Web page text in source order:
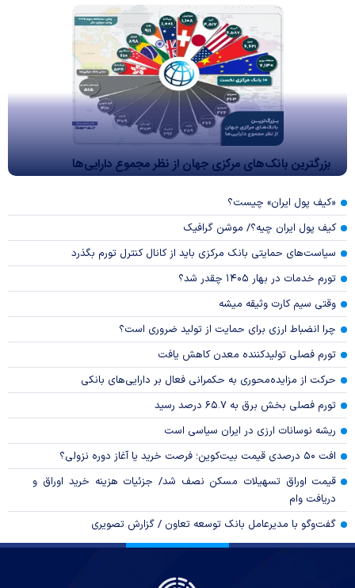
بزرگترین بانک‌های مرکزی جهان از نظر مجموع دارایی‌ها
«کیف پول ایران» چیست؟
کیف پول ایران چیه؟/ موشن گرافیک
سیاست‌های حمایتی بانک مرکزی باید از کانال کنترل تورم بگذرد
تورم خدمات در بهار ۱۴۰۵ چقدر شد؟
وقتی سیم کارت وثیقه میشه
چرا انضباط ارزی برای حمایت از تولید ضروری است؟
تورم فصلی تولیدکننده معدن کاهش یافت
حرکت از مزایده‌محوری به حکمرانی فعال بر دارایی‌های بانکی
تورم فصلی بخش برق به ۶۵.۷ درصد رسید
ریشه نوسانات ارزی در ایران سیاسی است
افت ۵۰ درصدی قیمت بیت‌کوین؛ فرصت خرید یا آغاز دوره نزولی؟
قیمت اوراق تسهیلات مسکن نصف شد/ جزئیات هزینه خرید اوراق و
دریافت وام
گفت‌وگو با مدیرعامل بانک توسعه تعاون / گزارش تصویری